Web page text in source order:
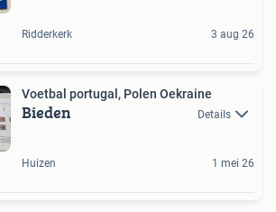
Ridderkerk 3 aug 26
Voetbal portugal, Polen Oekraine
Bieden Details
Huizen 1 mei 26